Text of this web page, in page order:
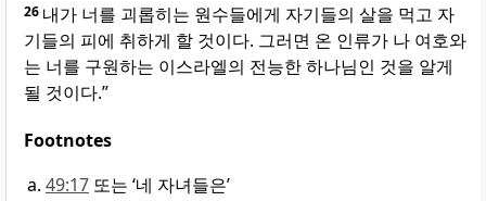
26 내가 너를 괴롭히는 원수들에게 자기들의 살을 먹고 자
기들의 피에 취하게 할 것이다. 그러면 온 인류가 나 여호와
는 너를 구원하는 이스라엘의 전능한 하나님인 것을 알게
될 것이다.”
Footnotes
49:17 또는 ‘네 자녀들은’